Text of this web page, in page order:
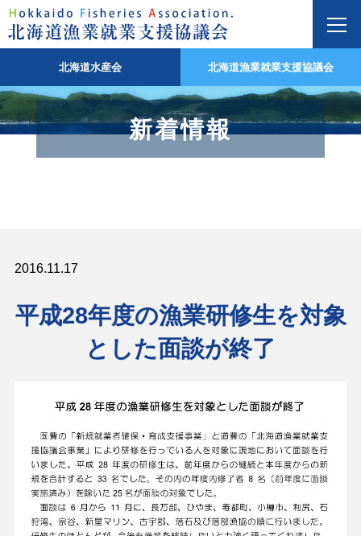
北海道水産会 北海道漁業就業支援協議会
新着情報
2016.11.17
平成28年度の漁業研修生を対象
とした面談が終了